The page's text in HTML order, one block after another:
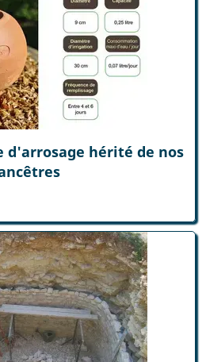
d'arrosage hérité de nos